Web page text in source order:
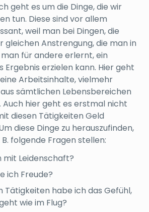
geht es um die Dinge, die wir
tun. Diese sind vor allem
weil man bei Dingen, die
gleichen Anstrengung, die man in
für andere erlernt, ein
Ergebnis erzielen kann. Hier geht
Arbeitsinhalte, vielmehr
sämtlichen Lebensbereichen
hier geht es erstmal nicht
diesen Tätigkeiten Geld
diese Dinge zu herauszufinden,
folgende Fragen stellen:
mit Leidenschaft?
ich Freude?
Tätigkeiten habe ich das Gefühl,
wie im Flug?